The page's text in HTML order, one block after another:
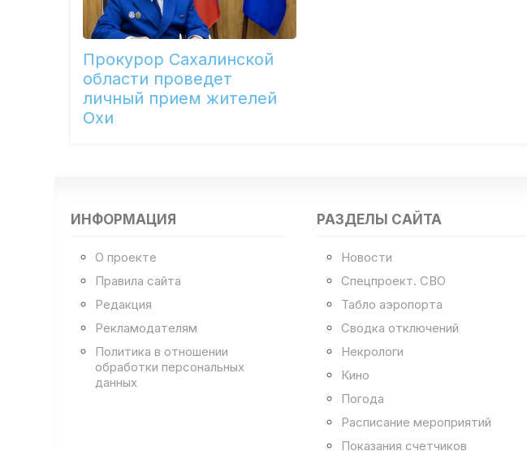
Прокурор Сахалинской
области проведет
личный прием жителей
Охи
ИНФОРМАЦИЯ
О проекте
Правила сайта
Редакция
Рекламодателям
Политика в отношении
обработки персональных
данных
РАЗДЕЛЫ САЙТА
Новости
Спецпроект. СВО
Табло аэропорта
Сводка отключений
Некрологи
Кино
Погода
Расписание мероприятий
Показания счетчиков